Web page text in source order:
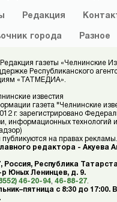
Редакция
города Разное
газеты «Челнинские
Республиканского
«ТАТМЕДИА».
известия
газета "Челнинские
г. зарегистрировано
информационных технологий
на правах рекламы.
редактора - Акуева
Россия, Республика
Юных Ленинцев, д. 9.
46-20-94 46-88-27
с 8:30 до 17:00.